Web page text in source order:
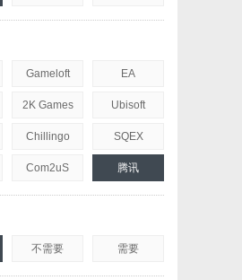
Gameloft EA
2K Games Ubisoft
Chillingo SQEX
Com2uS 腾讯
不需要 需要